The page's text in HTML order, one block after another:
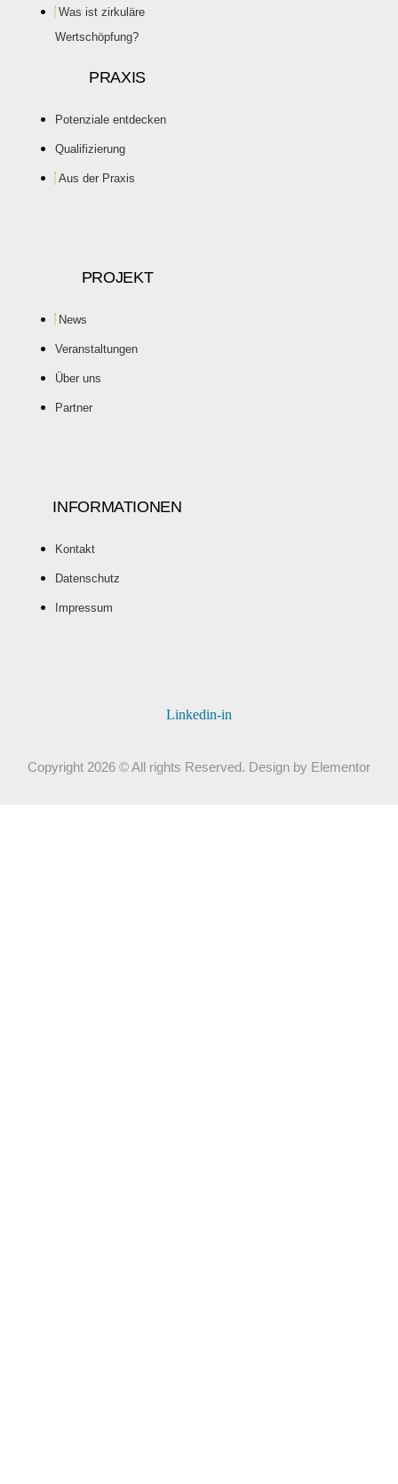
Was ist zirkuläre
Wertschöpfung?
PRAXIS
Potenziale entdecken
Qualifizierung
Aus der Praxis
PROJEKT
News
Veranstaltungen
Über uns
Partner
INFORMATIONEN
Kontakt
Datenschutz
Impressum
Linkedin-in
Copyright 2026 © All rights Reserved. Design by Elementor